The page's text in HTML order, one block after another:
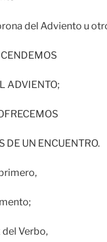
del Adviento u
ADVIENTO;
DE UN ENCUENTRO.
Verbo,